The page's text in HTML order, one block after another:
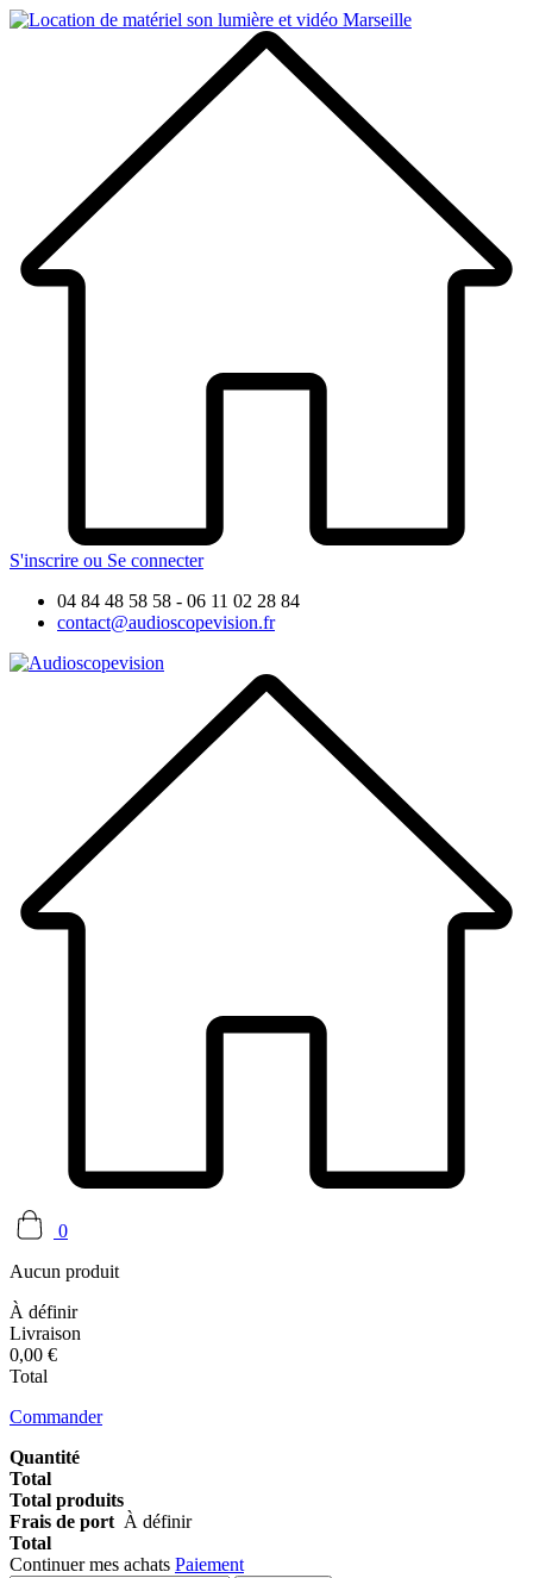
S'inscrire ou Se connecter
04 84 48 58 58 - 06 11 02 28 84
contact@audioscopevision.fr
0
Aucun produit
À définir
Livraison
0,00 €
Total
Commander
Quantité
Total
Total produits
Frais de port À définir
Total
Continuer mes achats Paiement